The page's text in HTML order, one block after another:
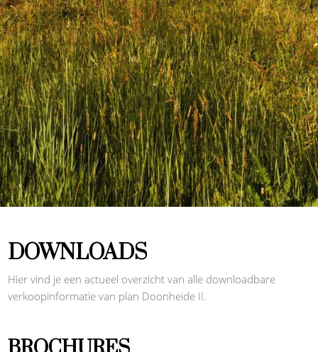
DOWNLOADS
Hier vind je een actueel overzicht van alle downloadbare
verkoopinformatie van plan Doonheide II.